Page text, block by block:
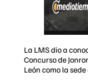
La LMS dio a
Concurso de
León como la